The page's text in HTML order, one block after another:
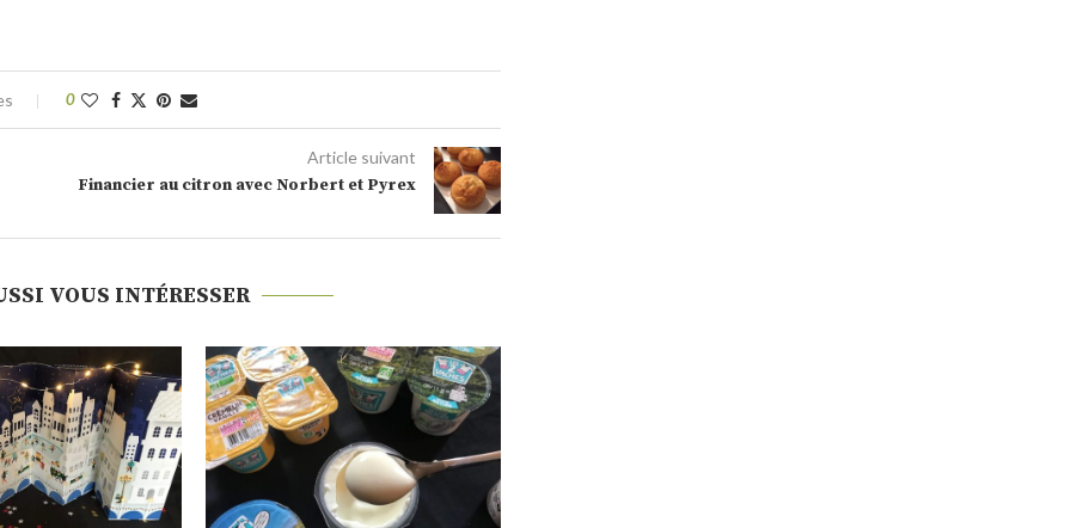
0
Article suivant
Financier au citron avec Norbert et Pyrex
VOUS INTÉRESSER